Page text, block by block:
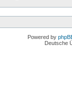
Powered by
Deutsche